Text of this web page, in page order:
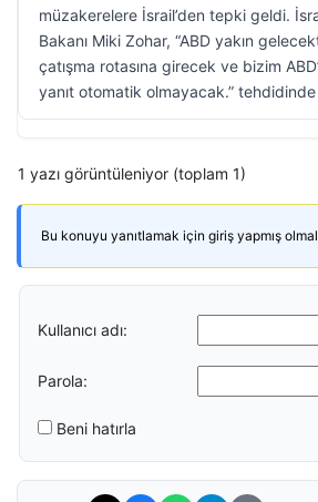
müzakerelere İsrail’den tepki geldi.
Bakanı Miki Zohar, “ABD yakın
çatışma rotasına girecek ve bizim
yanıt otomatik olmayacak.”
1 yazı görüntüleniyor (toplam 1)
Bu konuyu yanıtlamak için giriş yapmış
Kullanıcı adı:
Parola:
Beni hatırla